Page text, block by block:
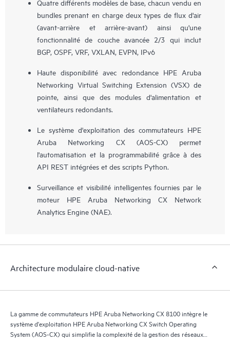
Quatre différents modèles de base, chacun vendu en
bundles prenant en charge deux types de flux d'air
(avant-arrière et arrière-avant) ainsi qu'une
fonctionnalité de couche avancée 2/3 qui inclut
BGP, OSPF, VRF, VXLAN, EVPN, IPv6
Haute disponibilité avec redondance HPE Aruba
Networking Virtual Switching Extension (VSX) de
pointe, ainsi que des modules d'alimentation et
ventilateurs redondants.
Le système d'exploitation des commutateurs HPE
Aruba Networking CX (AOS-CX) permet
l'automatisation et la programmabilité grâce à des
API REST intégrées et des scripts Python.
Surveillance et visibilité intelligentes fournies par le
moteur HPE Aruba Networking CX Network
Analytics Engine (NAE).
Architecture modulaire cloud-native
La gamme de commutateurs HPE Aruba Networking CX 8100 intègre le
système d'exploitation HPE Aruba Networking CX Switch Operating
System (AOS-CX) qui simplifie la complexité de la gestion des réseaux